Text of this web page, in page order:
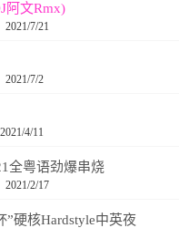
阿文Rmx)
2021/7/21
2021/7/2
4/11
全粤语劲爆串烧
2021/2/17
”硬核Hardstyle中英夜